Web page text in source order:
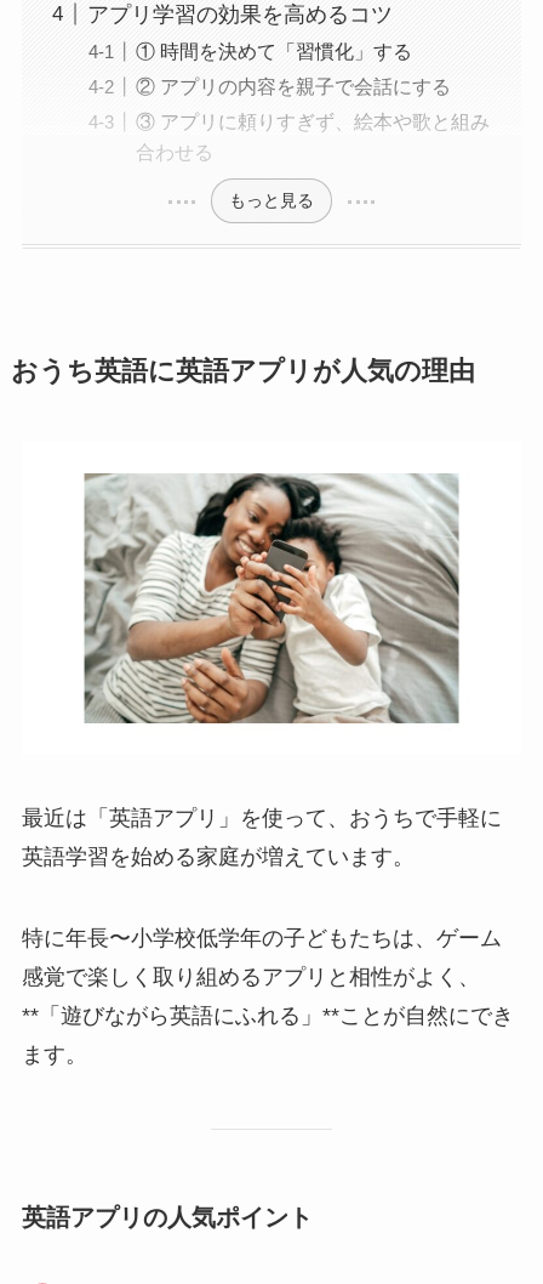
アプリ学習の効果を高めるコツ
① 時間を決めて「習慣化」する
② アプリの内容を親子で会話にする
③ アプリに頼りすぎず、絵本や歌と組み
合わせる
もっと見る
おうち英語に英語アプリが人気の理由
最近は「英語アプリ」を使って、おうちで手軽に
英語学習を始める家庭が増えています。
特に年長〜小学校低学年の子どもたちは、ゲーム
感覚で楽しく取り組めるアプリと相性がよく、
**「遊びながら英語にふれる」**ことが自然にでき
ます。
英語アプリの人気ポイント